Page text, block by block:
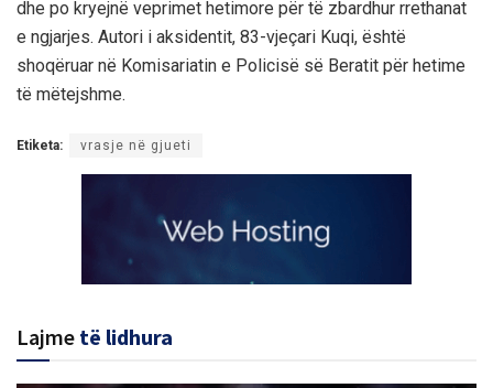
dhe po kryejnë veprimet hetimore për të zbardhur rrethanat
e ngjarjes. Autori i aksidentit, 83-vjeçari Kuqi, është
shoqëruar në Komisariatin e Policisë së Beratit për hetime
të mëtejshme.
Etiketa: vrasje në gjueti
Lajme të lidhura